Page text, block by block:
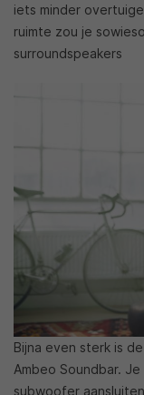
iets minder
ruimte zou je
surroundspeakers
Bijna even sterk is
Ambeo Soundbar.
subwoofer